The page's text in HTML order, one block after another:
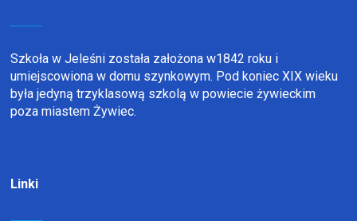
Szkoła w Jeleśni została założona w1842 roku i
umiejscowiona w domu szynkowym. Pod koniec XIX wieku
była jedyną trzyklasową szkolą w powiecie żywieckim
poza miastem Żywiec.
Linki